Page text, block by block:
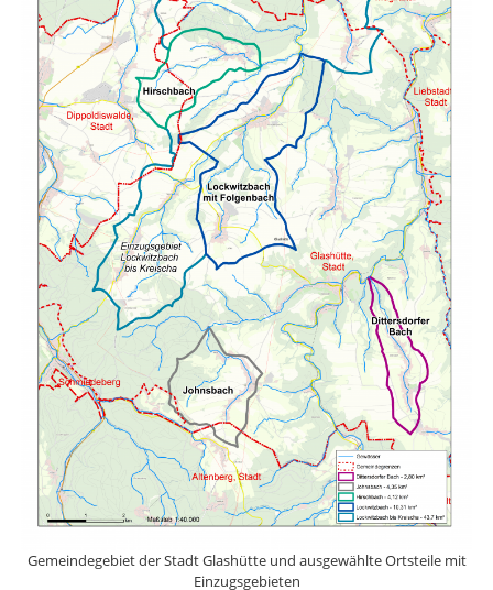
Gemeindegebiet der Stadt Glashütte und ausgewählte Ortsteile mit
Einzugsgebieten